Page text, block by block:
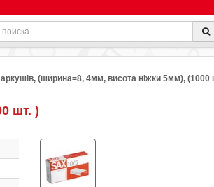
(ширина=8, 4мм, висота ніжки 5мм), (1000
шт. )